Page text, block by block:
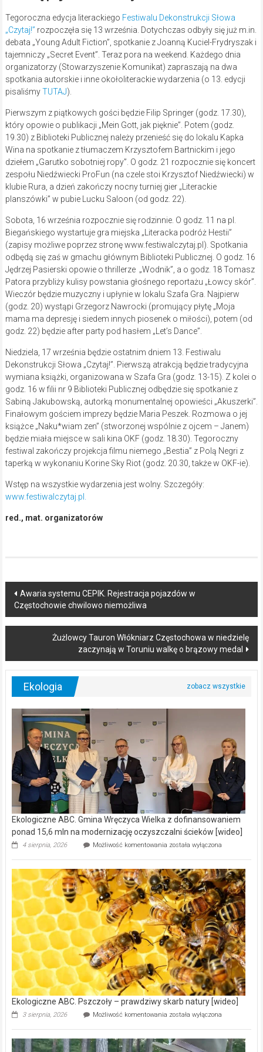
Tegoroczna edycja literackiego Festiwalu Dekonstrukcji Słowa
„Czytaj!” rozpoczęła się 13 września. Dotychczas odbyły się już m.in.
debata „Young Adult Fiction”, spotkanie z Joanną Kuciel-Frydryszak i
tajemniczy „Secret Event”. Teraz pora na weekend. Każdego dnia
organizatorzy (Stowarzyszenie Komunikat) zapraszają na dwa
spotkania autorskie i inne okołoliterackie wydarzenia (o 13. edycji
pisaliśmyTUTAJ).
Pierwszym z piątkowych gości będzie Filip Springer (godz. 17.30),
który opowie o publikacji „Mein Gott, jak pięknie”. Potem (godz.
19.30) z Biblioteki Publicznej należy przenieść się do lokalu Kapka
Wina na spotkanie z tłumaczem Krzysztofem Bartnickim i jego
dziełem „Garutko sobotniej ropy”. O godz. 21 rozpocznie się koncert
zespołu Niedźwiecki ProFun (na czele stoi Krzysztof Niedźwiecki) w
klubie Rura, a dzień zakończy nocny turniej gier „Literackie
planszówki” w pubie Lucku Saloon (od godz. 22).
Sobota, 16 września rozpocznie się rodzinnie. O godz. 11 na pl.
Biegańskiego wystartuje gra miejska „Literacka podróż Hestii”
(zapisy możliwe poprzez stronę www.festiwalczytaj.pl). Spotkania
odbędą się zaś w gmachu głównym Biblioteki Publicznej. O godz. 16
Jędrzej Pasierski opowie o thrillerze „Wodnik”, a o godz. 18 Tomasz
Patora przybliży kulisy powstania głośnego reportażu „Łowcy skór”.
Wieczór będzie muzyczny i upłynie w lokalu Szafa Gra. Najpierw
(godz. 20) wystąpi Grzegorz Nawrocki (promujący płytę „Moja
mama ma depresję i siedem innych piosenek o miłości), potem (od
godz. 22) będzie after party pod hasłem „Let’s Dance”.
Niedziela, 17 września będzie ostatnim dniem 13. Festiwalu
Dekonstrukcji Słowa „Czytaj!”. Pierwszą atrakcją będzie tradycyjna
wymiana książki, organizowana w Szafa Gra (godz. 13-15). Z kolei o
godz. 16 w filii nr 9 Biblioteki Publicznej odbędzie się spotkanie z
Sabiną Jakubowską, autorką monumentalnej opowieści „Akuszerki”.
Finałowym gościem imprezy będzie Maria Peszek. Rozmowa o jej
książce „Naku*wiam zen” (stworzonej wspólnie z ojcem – Janem)
będzie miała miejsce w sali kina OKF (godz. 18.30). Tegoroczny
festiwal zakończy projekcja filmu niemego „Bestia” z Polą Negri z
taperką w wykonaniu Korine Sky Riot (godz. 20.30, także w OKF-ie).
Wstęp na wszystkie wydarzenia jest wolny. Szczegóły:
www.festiwalczytaj.pl.
red., mat. organizatorów
Post
navigation
Awaria systemu CEPIK. Rejestracja pojazdów w
Częstochowie chwilowo niemożliwa
Żużlowcy Tauron Włókniarz Częstochowa w niedzielę
zaczynają w Toruniu walkę o brązowy medal
Ekologia
Ekologiczne ABC. Gmina Wręczyca Wielka z dofinansowaniem
ponad 15,6 mln na modernizację oczyszczalni ścieków [wideo]
4 sierpnia, 2026 Możliwość komentowania Ekologiczne
Wręczyca
Wielka
z
dofinansowaniem
ponad
15,6
mln
na
modernizację
oczyszczalni
ścieków
[wideo]
została wyłączona
Ekologiczne ABC. Pszczoły – prawdziwy skarb natury [wideo]
3 sierpnia, 2026 Możliwość komentowania Ekologiczne
–
została wyłączona